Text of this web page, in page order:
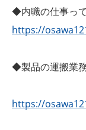
◆内職の仕事っ
https://
◆製品の運搬業
https://